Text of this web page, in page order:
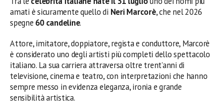
amati è sicuramente quello di Neri Marcorè, che nel 2026
spegne 60 candeline.
Attore, imitatore, doppiatore, regista e conduttore, Marcorè
è considerato uno degli artisti più completi dello spettacolo
italiano. La sua carriera attraversa oltre trent’anni di
televisione, cinema e teatro, con interpretazioni che hanno
sempre messo in evidenza eleganza, ironia e grande
sensibilità artistica.